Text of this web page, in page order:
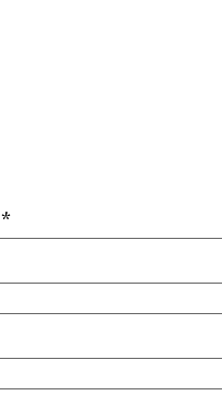
*